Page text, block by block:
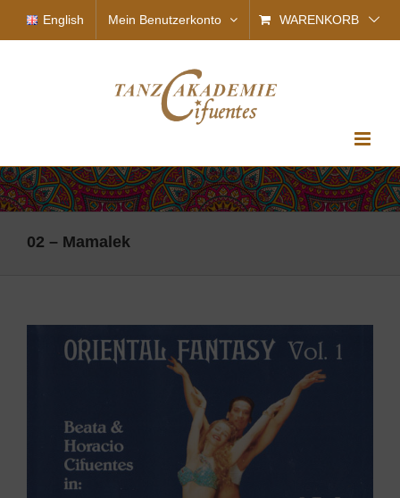
Inhalt
English Mein Benutzerkonto WARENKORB
02 – Mamalek